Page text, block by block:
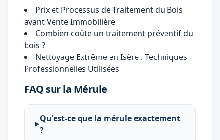
Prix et Processus de Traitement du Bois
avant Vente Immobilière
Combien coûte un traitement préventif du
bois ?
Nettoyage Extrême en Isère : Techniques
Professionnelles Utilisées
FAQ sur la Mérule
Qu'est-ce que la mérule exactement
?